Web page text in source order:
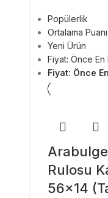
Popülerlik
Ortalama Puanı
Yeni Ürün
Fiyat: Önce En
Fiyat: Önce
Rulosu
56×14